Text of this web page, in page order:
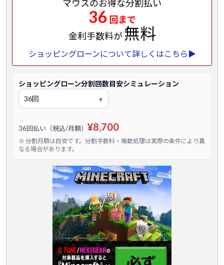
マウスのお得な分割払い
36 回まで
金利手数料が無料
ショッピングローンについて詳しくはこちら▶
ショッピングローン分割回数目安シミュレーション
36回払い（税込/月額） ¥8,700
※ 分割月額は目安です。分割手数料・端数処理は実際の条件により異
なる場合があります。